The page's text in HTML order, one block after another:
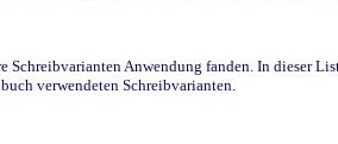
Anwendung fanden. In dieser
verwendeten Schreibvarianten.